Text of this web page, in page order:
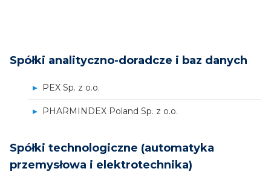
Spółki analityczno-doradcze i baz danych
PEX Sp. z o.o.
PHARMINDEX Poland Sp. z o.o.
Spółki technologiczne (automatyka
przemysłowa i elektrotechnika)